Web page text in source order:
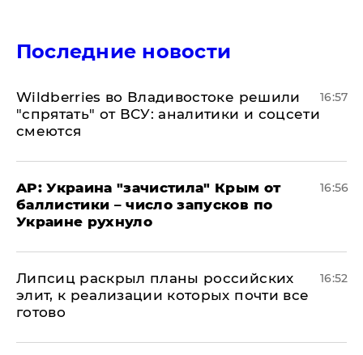
Последние новости
Wildberries во Владивостоке решили
"спрятать" от ВСУ: аналитики и соцсети
смеются
16:57
AP: Украина "зачистила" Крым от
баллистики – число запусков по
Украине рухнуло
16:56
Липсиц раскрыл планы российских
элит, к реализации которых почти все
готово
16:52